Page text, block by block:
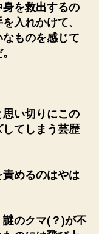
を救出するの
入れかけて、
ものを感じて
い切りにこの
してしまう芸歴
めるのはやは
のクマ(？)が不